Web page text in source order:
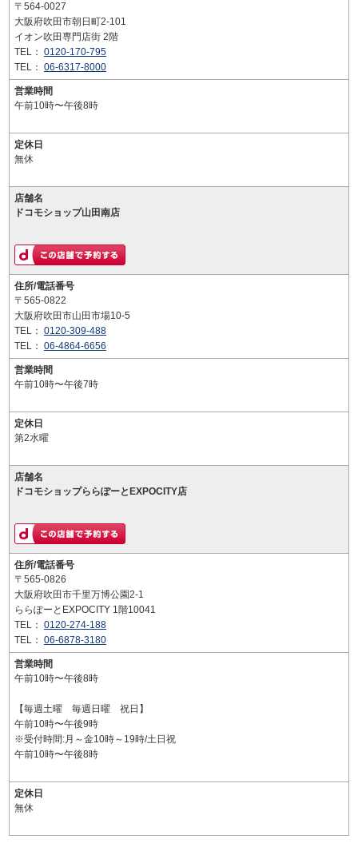
〒564-0027
大阪府吹田市朝日町2-101
イオン吹田専門店街 2階
TEL： 0120-170-795
TEL： 06-6317-8000
営業時間
午前10時〜午後8時
定休日
無休
店舗名
ドコモショップ山田南店
住所/電話番号
〒565-0822
大阪府吹田市山田市場10-5
TEL： 0120-309-488
TEL： 06-4864-6656
営業時間
午前10時〜午後7時
定休日
第2水曜
店舗名
ドコモショップららぽーとEXPOCITY店
住所/電話番号
〒565-0826
大阪府吹田市千里万博公園2-1
ららぽーとEXPOCITY 1階10041
TEL： 0120-274-188
TEL： 06-6878-3180
営業時間
午前10時〜午後8時
【毎週土曜 毎週日曜 祝日】
午前10時〜午後9時
※受付時間:月～金10時～19時/土日祝
午前10時〜午後8時
定休日
無休